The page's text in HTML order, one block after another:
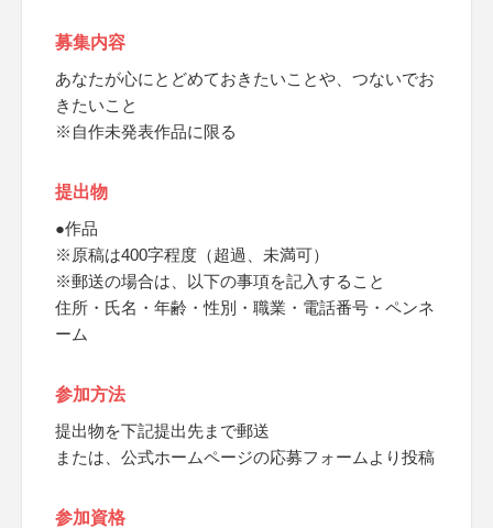
募集内容
あなたが心にとどめておきたいことや、つないでお
きたいこと
※自作未発表作品に限る
提出物
●作品
※原稿は400字程度（超過、未満可）
※郵送の場合は、以下の事項を記入すること
住所・氏名・年齢・性別・職業・電話番号・ペンネ
ーム
参加方法
提出物を下記提出先まで郵送
または、公式ホームページの応募フォームより投稿
参加資格